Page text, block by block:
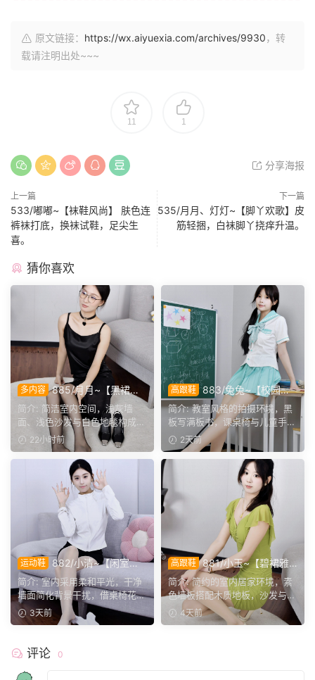
原文链接： https://wx.aiyuexia.com/archives/9930，转
载请注明出处~~~
11 1
分享海报
上一篇
533/嘟嘟~【袜鞋风尚】 肤色连
裤袜打底，换袜试鞋，足尖生
喜。
下一篇
535/月月、灯灯~【脚丫欢歌】皮
筋轻捆，白袜脚丫挠痒升温。
猜你喜欢
多内容 885/月月~【黑裙履
影】黑裙黑薄袜衬高跟，穿脱
鞋袜与瑜伽剧情完整呈现。
简介: 简洁室内空间，浅灰墙
面、浅色沙发与白色地毯构成干
净背景，地面预留充足活...
22小时前
高跟鞋 883/兔兔~【校园清
欢】黑板课桌椅为伴，水手服
演绎烂漫青春光景。
简介: 教室风格的拍摄环境，黑
板写满板书，课桌椅与儿童手绘
作品烘托校园氛围。兔...
2天前
运动鞋
882/小清~【闲室倩
影】素室柔光映穿搭，多样姿
态演绎清爽休闲格调。
简介: 室内采用柔和平光，干净
墙面简化背景干扰，借桌椅花艺
丰富画面层次。兼顾全...
3天前
高跟鞋 881/小玉~【碧裙雅
姿】一室柔光衬绿裙，错落姿
态尽显温婉格调。
简介: 简约的室内居家环境，素
色墙板搭配木质地板，沙发与办
公椅丰富场景层次。小...
4天前
评论 0